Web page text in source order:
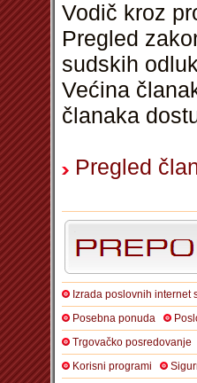
Vodič kroz
Pregled
sudskih
Većina
članaka
Pregled
Izrada poslovnih internet
Posebna ponuda
Trgovačko posredovanje
Korisni programi